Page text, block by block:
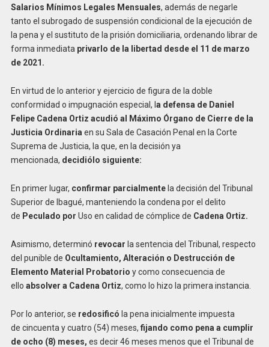
Salarios Mínimos Legales Mensuales, además de negarle
tanto el subrogado de suspensión condicional de la ejecución de
la pena y el sustituto de la prisión domiciliaria, ordenando librar de
forma inmediata privarlo de la libertad desde el 11 de marzo
de 2021 .
En virtud de lo anterior y ejercicio de figura de la doble
conformidad o impugnación especial, l a defensa deDaniel
Felipe Cadena Ortiz acudió al Máximo Órgano de Cierre de la
Justicia Ordinaria en su Sala de Casación Penal en la Corte
Suprema de Justicia, la que, en la decisión ya
mencionada, decidió lo siguiente:
En primer lugar, confirmar parcialmentela decisión del Tribunal
Superior de Ibagué, manteniendo la condena por el delito
de Peculado por Uso en calidad de cómplice de Cadena Ortiz.
Asimismo, determinó revocar la sentencia del Tribunal, respecto
del punible de Ocultamiento, Alteración o Destrucción de
Elemento Material Probatorio y como consecuencia de
ello absolver a Cadena Ortiz, como lo hizo la primera instancia.
Por lo anterior, se redosificó la pena inicialmente impuesta
de cincuenta y cuatro (54) meses, fijando como pena a cumplir
de ocho (8) meses, es decir 46 meses menos que el Tribunal de